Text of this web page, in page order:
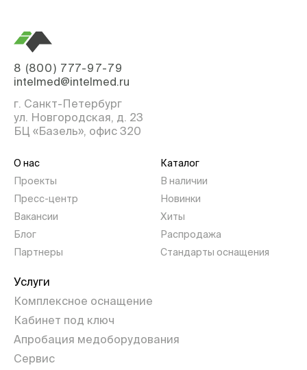
8 (800) 777-97-79
intelmed@intelmed.ru
г. Санкт-Петербург
ул. Новгородская, д. 23
БЦ «Базель», офис 320
О нас
Проекты
Пресс-центр
Вакансии
Блог
Партнеры
Каталог
В наличии
Новинки
Хиты
Распродажа
Стандарты оснащения
Услуги
Комплексное оснащение
Кабинет под ключ
Апробация медоборудования
Сервис